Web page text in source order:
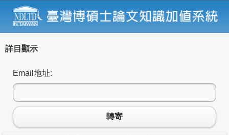
詳目顯示
Email地址:
轉寄